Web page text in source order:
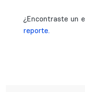
¿Encontraste un
reporte.